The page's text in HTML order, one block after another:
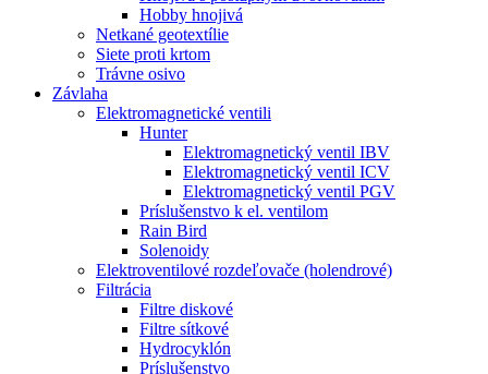
Hobby hnojivá
Netkané geotextílie
Siete proti krtom
Trávne osivo
Závlaha
Elektromagnetické ventili
Hunter
Elektromagnetický ventil IBV
Elektromagnetický ventil ICV
Elektromagnetický ventil PGV
Príslušenstvo k el. ventilom
Rain Bird
Solenoidy
Elektroventilové rozdeľovače (holendrové)
Filtrácia
Filtre diskové
Filtre sítkové
Hydrocyklón
Príslušenstvo